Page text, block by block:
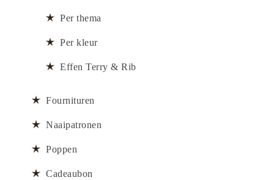
Per thema
Per kleur
Effen Terry & Rib
Fournituren
Naaipatronen
Poppen
Cadeaubon